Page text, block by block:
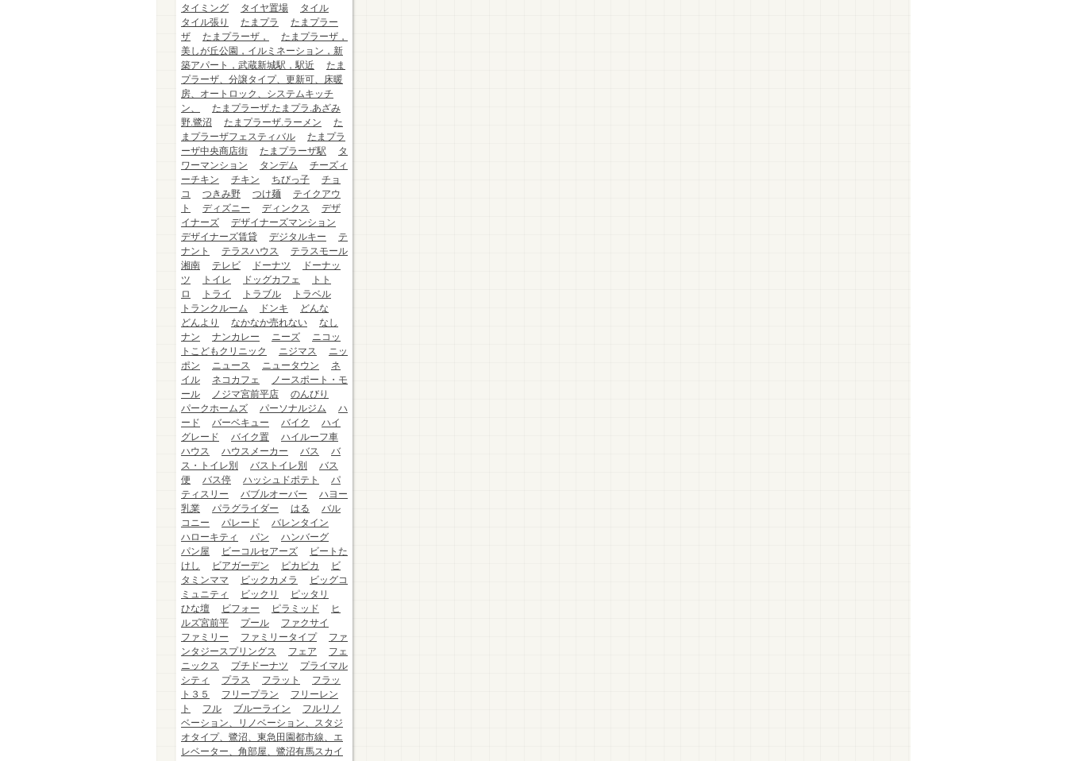
タイミング
タイヤ置場
タイル
タイル張り
たまプラ
たまプラー
ザ
たまプラーザ，
たまプラーザ，
美しが丘公園，イルミネーション，新
築アパート，武蔵新城駅，駅近
たま
プラーザ、分譲タイプ、更新可、床暖
房、オートロック、システムキッチ
ン、
たまプラーザ.たまプラ.あざみ
野.鷺沼
たまプラーザ.ラーメン
た
まプラーザフェスティバル
たまプラ
ーザ中央商店街
たまプラーザ駅
タ
ワーマンション
タンデム
チーズィ
ーチキン
チキン ちびっ子
チョ
コ
つきみ野 つけ麺
テイクアウ
ト
ディズニー ディンクス
デザ
イナーズ
デザイナーズマンション
デザイナーズ賃貸
デジタルキー
テ
ナント
テラスハウス
テラスモール
湘南
テレビ ドーナツ
ドーナッ
ツ
トイレ ドッグカフェ
トト
ロ
トライ トラブル
トラベル
トランクルーム
ドンキ
どんな
どんより
なかなか売れない
なし
ナン
ナンカレー ニーズ
ニコッ
トこどもクリニック
ニジマス
ニッ
ポン
ニュース ニュータウン
ネ
イル
ネコカフェ
ノースポート・モ
ール
ノジマ宮前平店
のんびり
パークホームズ
パーソナルジム
ハ
ード
バーベキュー バイク
ハイ
グレード
バイク置
ハイルーフ車
ハウス
ハウスメーカー バス
バ
ス・トイレ別
バストイレ別
バス
便
バス停 ハッシュドポテト
パ
ティスリー
バブルオーバー
ハヨー
乳業
パラグライダー はる
バル
コニー
パレード
バレンタイン
ハローキティ
パン
ハンバーグ
パン屋
ビーコルセアーズ
ビートた
けし
ビアガーデン ピカピカ
ビ
タミンママ
ビックカメラ
ビッグコ
ミュニティ
ビックリ
ピッタリ
ひな壇
ビフォー ピラミッド
ヒ
ルズ宮前平
プール
ファクサイ
ファミリー
ファミリータイプ
ファ
ンタジースプリングス
フェア
フェ
ニックス
プチドーナツ
プライマル
シティ
プラス フラット
フラッ
ト３５
フリープラン
フリーレン
ト
フル ブルーライン
フルリノ
ベーション、リノベーション、スタジ
オタイプ、鷺沼、東急田園都市線、エ
レベーター、角部屋、鷺沼有馬スカイ